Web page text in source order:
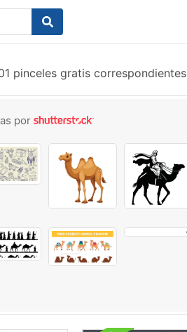
pinceles gratis correspondientes
por